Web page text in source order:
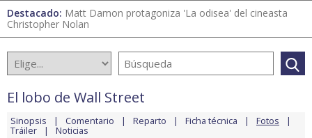
Destacado: Matt Damon protagoniza 'La odisea' del cineasta
Christopher Nolan
El lobo de Wall Street
Sinopsis Comentario Reparto Ficha técnica Fotos
Tráiler Noticias